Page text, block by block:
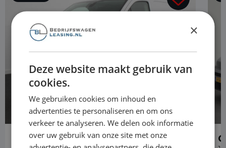
Opel Combo
×
Deze website maakt gebruik van
cookies.
We gebruiken cookies om inhoud en
advertenties te personaliseren en om ons
verkeer te analyseren. We delen ook informatie
over uw gebruik van onze site met onze